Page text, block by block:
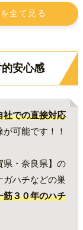
全て見る
職人として
み
的安心感
社での直接対応
が可能です！！
県・奈良県】の
ガハチなどの巣
筋３０年のハチ